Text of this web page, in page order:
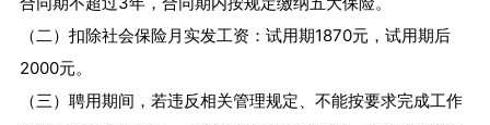
（二）扣除社会保险月实发工资：试用期1870元，试用期后
2000元。
（三）聘用期间，若违反相关管理规定、不能按要求完成工作